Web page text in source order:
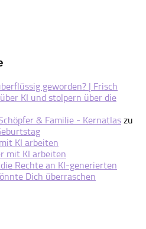
geworden? | Frisch
KI und stolpern über die
& Familie - Kernatlas zu
KI arbeiten
mit KI arbeiten
Rechte an KI-generierten
Dich überraschen